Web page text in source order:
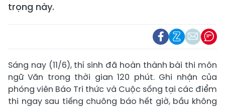
trọng này.
Sáng nay (11/6), thí sinh đã hoàn thành bài thi môn
ngữ Văn trong thời gian 120 phút. Ghi nhận của
phóng viên Báo Tri thức và Cuộc sống tại các điểm
thi ngay sau tiếng chuông báo hết giờ, bầu không